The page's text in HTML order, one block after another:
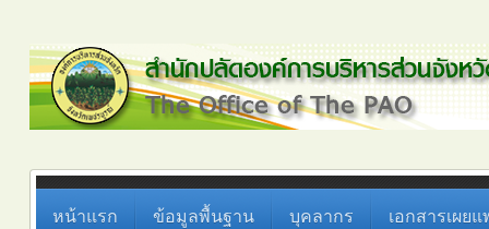
หน้าแรก ข้อมูลพื้นฐาน บุคลากร เอกสารเผยแ